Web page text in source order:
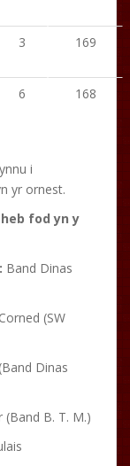
3 169
6 168
i
yr ornest.
fod yn y
Band Dinas
(SW
Dinas
(Band B. T. M.)